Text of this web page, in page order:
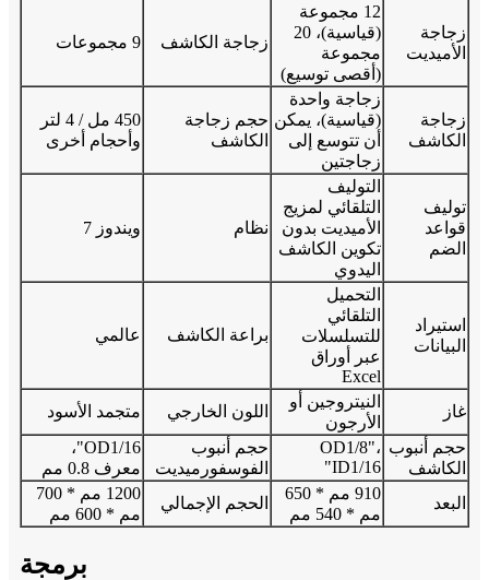
زجاجة
الأميديت
12 مجموعة
(قياسية)، 20
مجموعة
(أقصى توسيع)
زجاجة الكاشف 9 مجموعات
زجاجة
الكاشف
زجاجة واحدة
(قياسية)، يمكن
أن تتوسع إلى
زجاجتين
حجم زجاجة
الكاشف
450 مل / 4 لتر
وأحجام أخرى
توليف
قواعد
الضم
التوليف
التلقائي لمزيج
الأميديت بدون
تكوين الكاشف
اليدوي
نظام ويندوز 7
استيراد
البيانات
التحميل
التلقائي
للتسلسلات
عبر أوراق
Excel
براعة الكاشف عالمي
غاز
النيتروجين أو
الأرجون
اللون الخارجي
متجمد الأسود
حجم أنبوب
الكاشف
OD1/8"،
ID1/16"
حجم أنبوب
الفوسفورميديت
OD1/16"،
معرف 0.8 مم
البعد
910 مم * 650
مم * 540 مم
الحجم الإجمالي
1200 مم * 700
مم * 600 مم
برمجة